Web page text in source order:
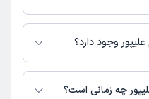
در مراکز درمانی در دسترس
وجود دارد؟
توسط دکتر شبنم علیپور در
لطفاً با مطب تماس بگیرید.
چه زمانی است؟